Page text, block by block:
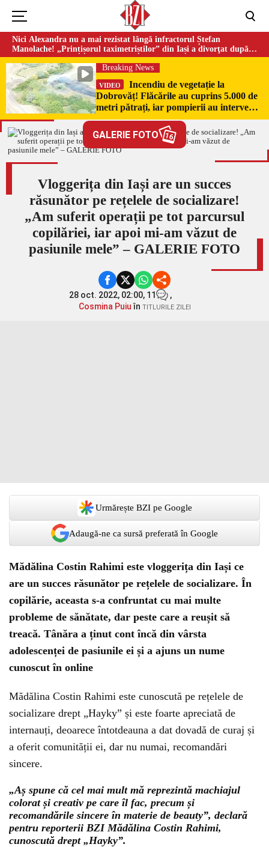
Nici Alexandra nu a mai rezistat lângă infractorul Ștefan
Manolache! „Prințișorul taximetriștilor” din Iași a divorţat după
doi ani de căsnicie
Breaking News
VIDEO
Incendiu de vegetație la
Dobrovăț! Flăcările au cuprins 5.000 de
metri pătrați, iar pompierii au intervenit
de urgență
GALERIE FOTO 16
Vloggerița din Iași are un succes
răsunător pe rețelele de socializare!
„Am suferit operații pe tot parcursul
copilăriei, iar apoi mi-am văzut de
pasiunile mele” – GALERIE FOTO
28 oct. 2022, 02:00, 11
,
Cosmina Puiuîn TITLURILE ZILEI
Urmărește BZI pe Google
Adaugă-ne ca sursă preferată în Google
Mădălina Costin Rahimi este vloggerița din Iași ce
are un succes răsunător pe rețelele de socializare. În
copilărie, aceasta s-a confruntat cu mai multe
probleme de sănătate, dar peste care a reușit să
treacă. Tânăra a ținut cont încă din vârsta
adolescenței de pasiunile ei și a ajuns un nume
cunoscut în online
Mădălina Costin Rahimi este cunoscută pe rețelele de
socializare drept „Hayky” și este foarte apreciată de
internauți, deoarece întotdeauna a dat dovadă de curaj și
a oferit comunității ei, dar nu numai, recomandări
sincere.
„Aș spune că cel mai mult mă reprezintă machiajul
colorat și creativ pe care îl fac, precum și
recomandările sincere în materie de beauty”, declară
pentru reporterii BZI Mădălina Costin Rahimi,
cunoscută drept „Hayky”.